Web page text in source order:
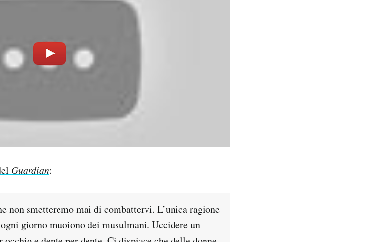
Guardian:
non smetteremo mai di combattervi. L’unica ragione
giorno muoiono dei musulmani. Uccidere un